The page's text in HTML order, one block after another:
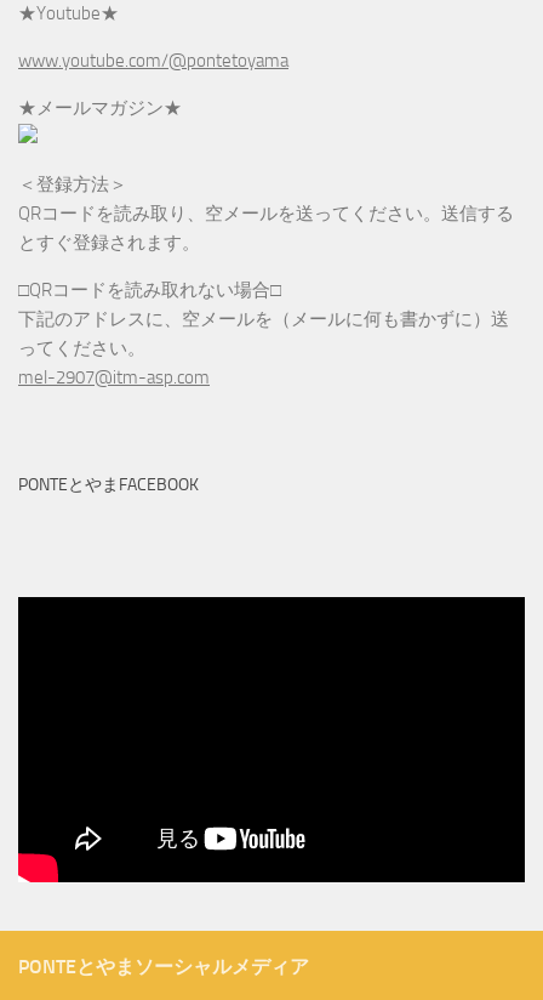
★Youtube★
www.youtube.com/@pontetoyama
★メールマガジン★
＜登録方法＞
QRコードを読み取り、空メールを送ってください。送信する
とすぐ登録されます。
□QRコードを読み取れない場合□
下記のアドレスに、空メールを（メールに何も書かずに）送
ってください。
mel-2907@itm-asp.com
PONTEとやまFACEBOOK
PONTEとやまソーシャルメディア